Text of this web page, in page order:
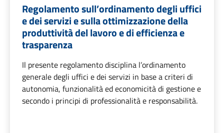
Regolamento sull’ordinamento degli uffici
e dei servizi e sulla ottimizzazione della
produttività del lavoro e di efficienza e
trasparenza
Il presente regolamento disciplina l’ordinamento
generale degli uffici e dei servizi in base a criteri di
autonomia, funzionalità ed economicità di gestione e
secondo i principi di professionalità e responsabilità.